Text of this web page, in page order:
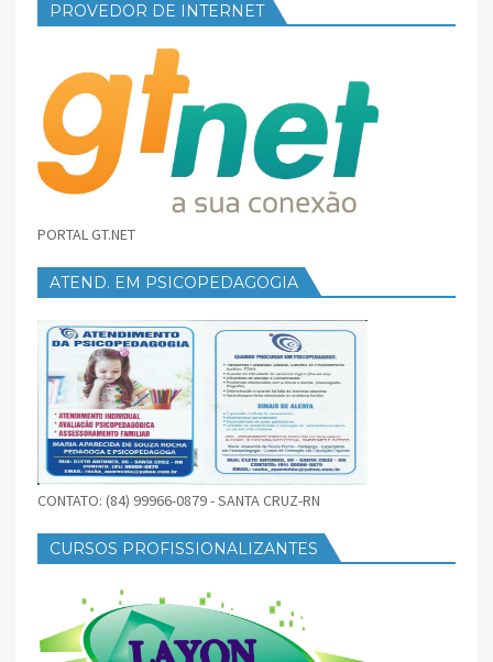
PROVEDOR DE INTERNET
PORTAL GT.NET
ATEND. EM PSICOPEDAGOGIA
CONTATO: (84) 99966-0879 - SANTA CRUZ-RN
CURSOS PROFISSIONALIZANTES